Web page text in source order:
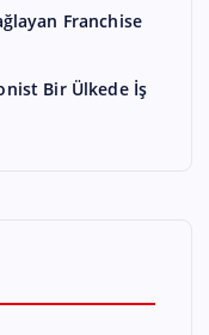
Franchise
Bir Ülkede İş